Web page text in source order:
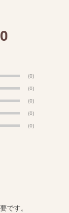
(0)
(0)
(0)
(0)
(0)
です。